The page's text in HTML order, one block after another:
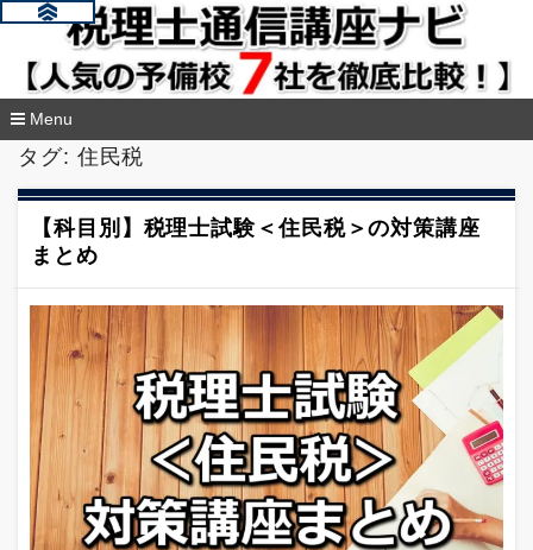
Menu
タグ: 住民税
【科目別】税理士試験＜住民税＞の対策講座
まとめ